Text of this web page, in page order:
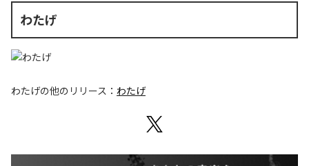
わたげ
わたげの他のリリース： わたげ